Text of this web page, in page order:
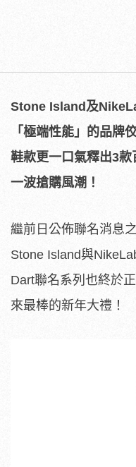
Stone Island及
「極端性能」的品牌
鞋款更一口氣釋出3
一波搶購風潮！
繼前日公佈聯名消息
Stone Island與
Dart聯名系列也終於
來最棒的新年大禮！